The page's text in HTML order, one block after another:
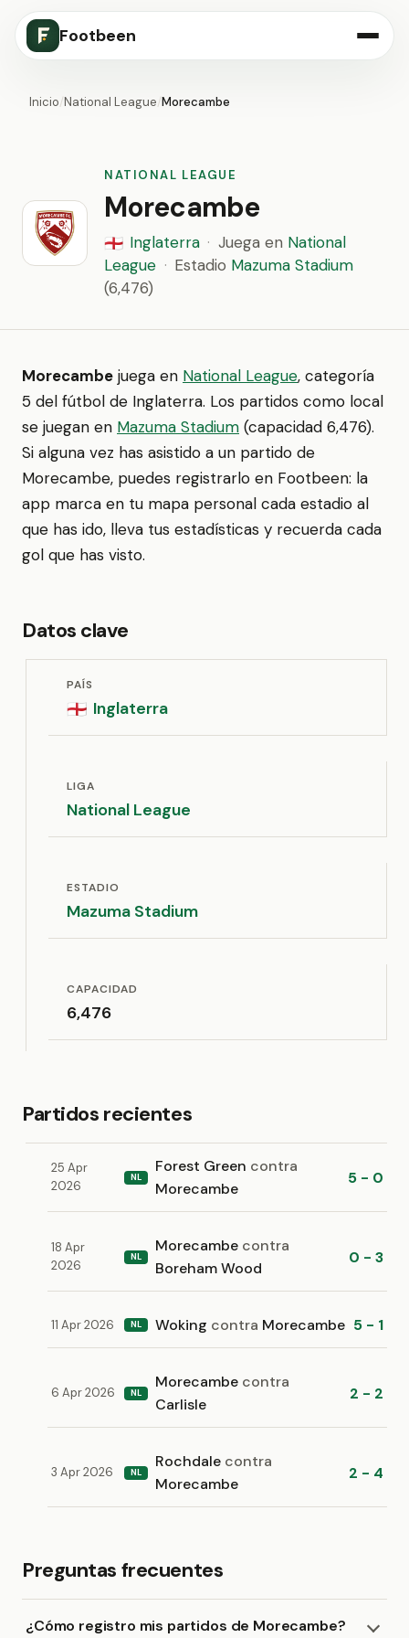
Footbeen
Inicio/National League/Morecambe
NATIONAL LEAGUE
Morecambe
🏴󠁧󠁢󠁥󠁮󠁧󠁿 Inglaterra · Juega en National
League · Estadio Mazuma Stadium
(6,476)
Morecambe juega en National League, categoría
5 del fútbol de Inglaterra. Los partidos como local
se juegan en Mazuma Stadium (capacidad 6,476).
Si alguna vez has asistido a un partido de
Morecambe, puedes registrarlo en Footbeen: la
app marca en tu mapa personal cada estadio al
que has ido, lleva tus estadísticas y recuerda cada
gol que has visto.
Datos clave
PAÍS
🏴󠁧󠁢󠁥󠁮󠁧󠁿 Inglaterra
LIGA
National League
ESTADIO
Mazuma Stadium
CAPACIDAD
6,476
Partidos recientes
25 Apr
2026
NL
Forest Green contra
Morecambe
5 - 0
18 Apr
2026
NL
Morecambe contra
Boreham Wood
0 - 3
11 Apr 2026 NL Woking contra Morecambe 5 - 1
6 Apr 2026 NL
Morecambe contra
Carlisle
2 - 2
3 Apr 2026 NL
Rochdale contra
Morecambe
2 - 4
Preguntas frecuentes
¿Cómo registro mis partidos de Morecambe?